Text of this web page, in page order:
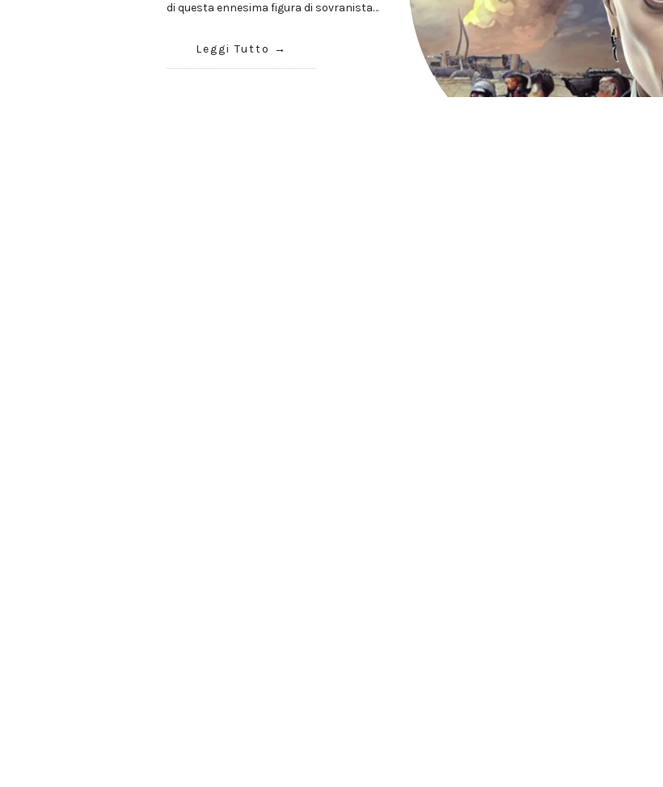
di questa ennesima figura di sovranista…
Leggi Tutto